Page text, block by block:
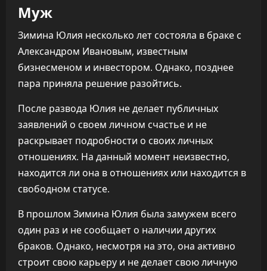
Муж
Зимина Юлия несколько лет состояла в браке с
Александром Ивановым, известным
бизнесменом и инвестором. Однако, позднее
пара приняла решение разойтись.
После развода Юлия не делает публичных
заявлений о своем личном счастье и не
раскрывает подробности о своих личных
отношениях. На данный момент неизвестно,
находится ли она в отношениях или находится в
свободном статусе.
В прошлом Зимина Юлия была замужем всего
один раз и не сообщает о наличии других
браков. Однако, несмотря на это, она активно
строит свою карьеру и не делает свою личную